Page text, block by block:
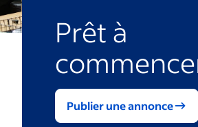
Prêt à
Publier une annonce